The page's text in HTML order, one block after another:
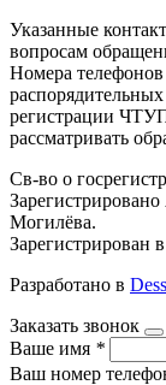
Указанные
вопросам
Номера
регистрации
рассматривать
Св-во о
Могилёва.
Зарегистрирован
Разработано в
Заказать звонок
Ваше имя *
Ваш номер